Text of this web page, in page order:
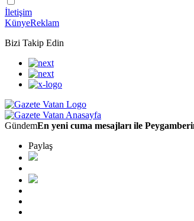
İletişim
KünyeReklam
Bizi Takip Edin
GündemEn yeni cuma mesajları ile
Paylaş